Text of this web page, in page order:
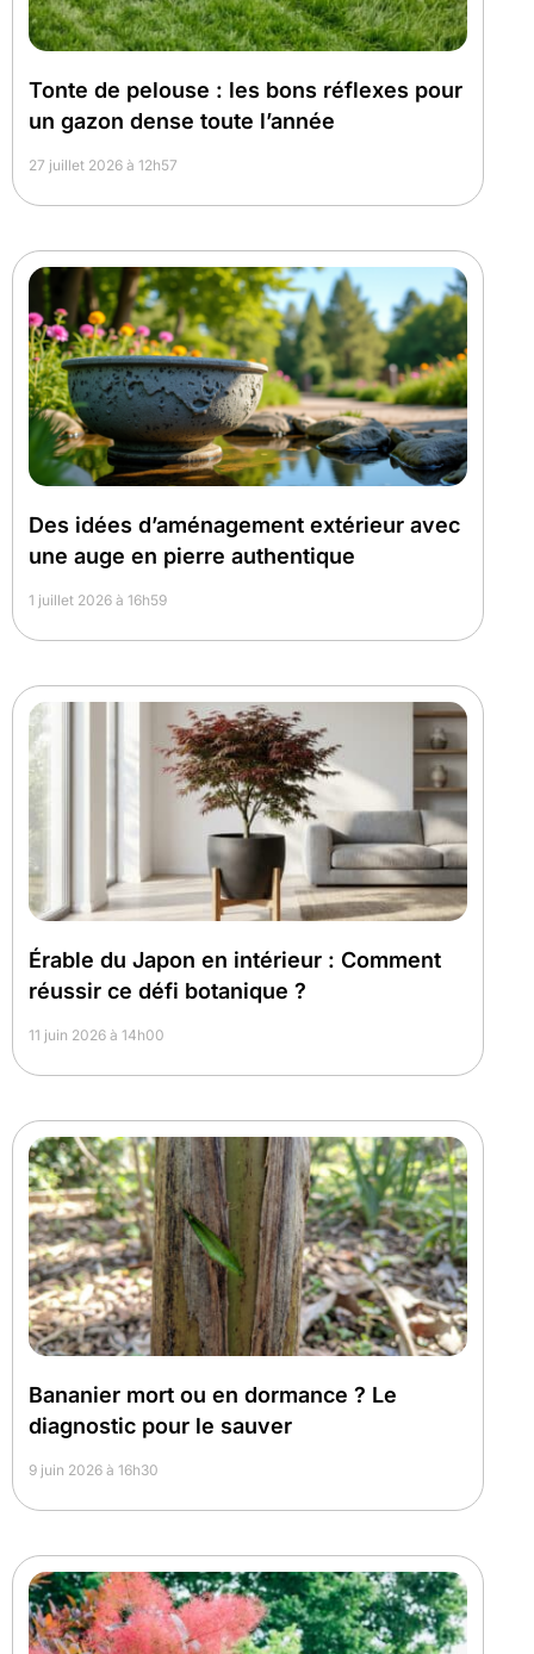
Tonte de pelouse : les bons réflexes pour
un gazon dense toute l’année
27 juillet 2026 à 12h57
Des idées d’aménagement extérieur avec
une auge en pierre authentique
1 juillet 2026 à 16h59
Érable du Japon en intérieur : Comment
réussir ce défi botanique ?
11 juin 2026 à 14h00
Bananier mort ou en dormance ? Le
diagnostic pour le sauver
9 juin 2026 à 16h30